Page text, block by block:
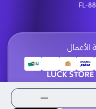
FL-
LUCK STORE